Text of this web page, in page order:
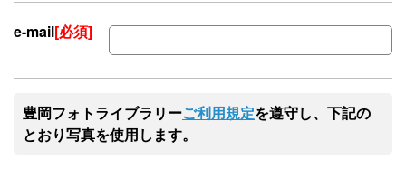
e-mail[必須]
豊岡フォトライブラリーご利用規定を遵守し、下記の
とおり写真を使用します。